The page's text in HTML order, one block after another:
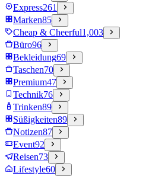
Express261
Marken85
Cheap & Cheerful1,003
Büro96
Bekleidung69
Taschen70
Premium47
Technik76
Trinken89
Süßigkeiten89
Notizen87
Event92
Reisen73
Lifestyle60